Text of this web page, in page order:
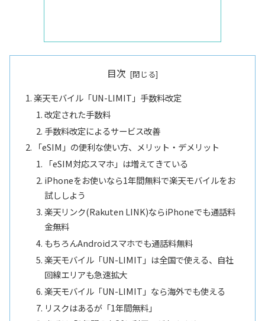
目次
楽天モバイル「UN-LIMIT」手数料改定
改定された手数料
手数料改定によるサービス改善
「eSIM」の便利な使い方、メリット・デメリット
「eSIM対応スマホ」は増えてきている
iPhoneをお使いなら1年間無料で楽天モバイルをお
試ししよう
楽天リンク(Rakuten LINK)ならiPhoneでも通話料
金無料
もちろんAndroidスマホでも通話料無料
楽天モバイル「UN-LIMIT」は全国で使える、自社
回線エリアも急速拡大
楽天モバイル「UN-LIMIT」なら海外でも使える
リスクはあるが「1年間無料」